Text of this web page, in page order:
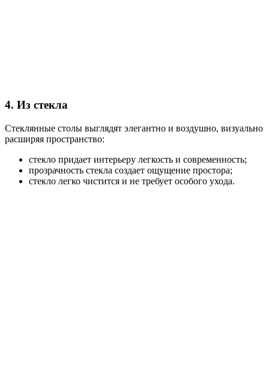
4. Из стекла
Стеклянные столы выглядят элегантно и воздушно, визуально
расширяя пространство:
стекло придает интерьеру легкость и современность;
прозрачность стекла создает ощущение простора;
стекло легко чистится и не требует особого ухода.